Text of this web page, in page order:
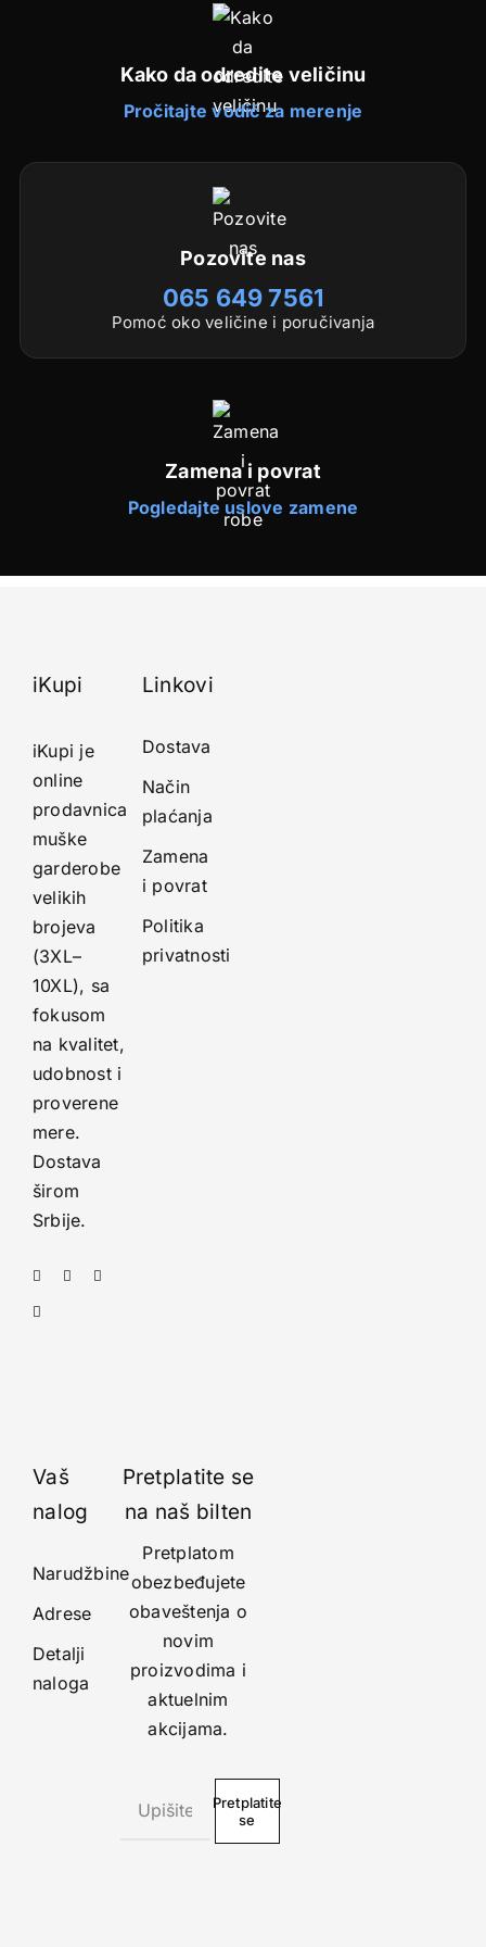
Kako da odredite veličinu
Pročitajte vodič za merenje
Pozovite nas
065 649 7561
Pomoć oko veličine i poručivanja
Zamena i povrat
Pogledajte uslove zamene
iKupi
iKupi je
online
prodavnica
muške
garderobe
velikih
brojeva
(3XL–
10XL), sa
fokusom
na kvalitet,
udobnost i
proverene
mere.
Dostava
širom
Srbije.
Linkovi
Dostava
Način
plaćanja
Zamena
i povrat
Politika
privatnosti
Vaš
nalog
Narudžbine
Adrese
Detalji
naloga
Pretplatite se
na naš bilten
Pretplatom
obezbeđujete
obaveštenja o
novim
proizvodima i
aktuelnim
akcijama.
Pretplatite
se